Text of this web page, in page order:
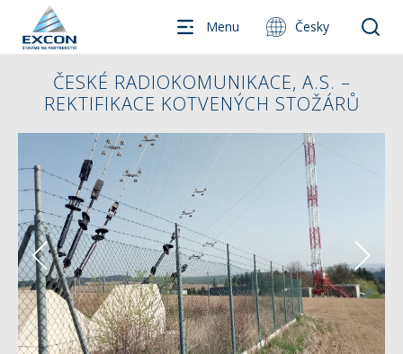
Menu Česky
ČESKÉ RADIOKOMUNIKACE, A.S. –
REKTIFIKACE KOTVENÝCH STOŽÁRŮ